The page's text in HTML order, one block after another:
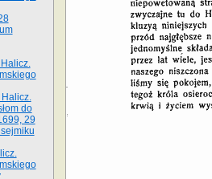
do
29